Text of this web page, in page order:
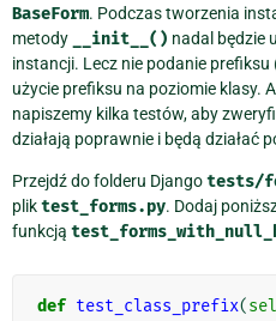
BaseForm. Podczas tworzenia
metody
__init__() nadal będzie
instancji. Lecz nie podanie prefiksu
użycie prefiksu na poziomie klasy.
napiszemy kilka testów, aby
działają poprawnie i będą działać
Przejdź do folderu Djangotests/
pliktest_forms.py. Dodaj
funkcją
def test_class_prefix(